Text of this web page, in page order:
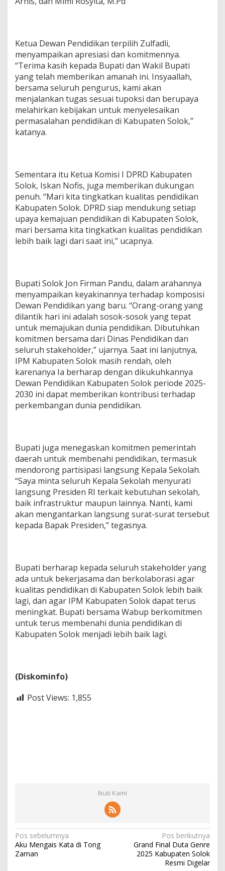
Ketua Dewan Pendidikan terpilih Zulfadli,
menyampaikan apresiasi dan komitmennya.
“Terima kasih kepada Bupati dan Wakil Bupati
yang telah memberikan amanah ini. Insyaallah,
bersama seluruh pengurus, kami akan
menjalankan tugas sesuai tupoksi dan berupaya
melahirkan kebijakan untuk menyelesaikan
permasalahan pendidikan di Kabupaten Solok,”
katanya.
Sementara itu Ketua Komisi I DPRD Kabupaten
Solok, Iskan Nofis, juga memberikan dukungan
penuh. “Mari kita tingkatkan kualitas pendidikan
Kabupaten Solok. DPRD siap mendukung setiap
upaya kemajuan pendidikan di Kabupaten Solok,
mari bersama kita tingkatkan kualitas pendidikan
lebih baik lagi dari saat ini,” ucapnya.
Bupati Solok Jon Firman Pandu, dalam arahannya
menyampaikan keyakinannya terhadap komposisi
Dewan Pendidikan yang baru. “Orang-orang yang
dilantik hari ini adalah sosok-sosok yang tepat
untuk memajukan dunia pendidikan. Dibutuhkan
komitmen bersama dari Dinas Pendidikan dan
seluruh stakeholder,” ujarnya. Saat ini lanjutnya,
IPM Kabupaten Solok masih rendah, oleh
karenanya Ia berharap dengan dikukuhkannya
Dewan Pendidikan Kabupaten Solok periode 2025-
2030 ini dapat memberikan kontribusi terhadap
perkembangan dunia pendidikan.
Bupati juga menegaskan komitmen pemerintah
daerah untuk membenahi pendidikan, termasuk
mendorong partisipasi langsung Kepala Sekolah.
“Saya minta seluruh Kepala Sekolah menyurati
langsung Presiden RI terkait kebutuhan sekolah,
baik infrastruktur maupun lainnya. Nanti, kami
akan mengantarkan langsung surat-surat tersebut
kepada Bapak Presiden,” tegasnya.
Bupati berharap kepada seluruh stakeholder yang
ada untuk bekerjasama dan berkolaborasi agar
kualitas pendidikan di Kabupaten Solok lebih baik
lagi, dan agar IPM Kabupaten Solok dapat terus
meningkat. Bupati bersama Wabup berkomitmen
untuk terus membenahi dunia pendidikan di
Kabupaten Solok menjadi lebih baik lagi.
(Diskominfo)
Post Views: 1,855
Ikuti Kami
N
a
Pos sebelumnya
Aku Mengais Kata di Tong
Zaman
Pos berikutnya
Grand Final Duta Genre
2025 Kabupaten Solok
Resmi Digelar